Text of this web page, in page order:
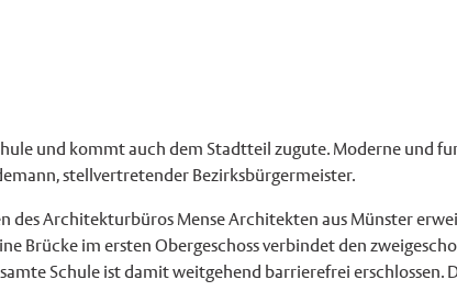
und kommt auch dem Stadtteil zugute. Moderne und
stellvertretender Bezirksbürgermeister.
Architekturbüros Mense Architekten aus Münster
Brücke im ersten Obergeschoss verbindet den
Schule ist damit weitgehend barrierefrei erschlossen.